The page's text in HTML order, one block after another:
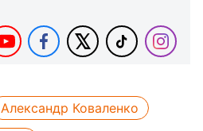
Александр Коваленко